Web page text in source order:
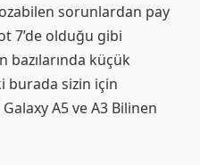
sorunlardan pay
7’de olduğu gibi
bazılarında küçük
burada sizin için
A5 ve A3 Bilinen